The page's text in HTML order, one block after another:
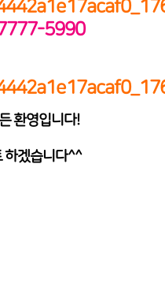
5990
환영입니다!
하겠습니다^^